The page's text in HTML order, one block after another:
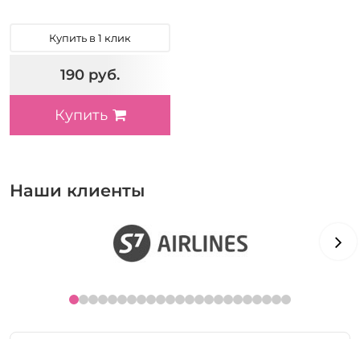
Купить в 1 клик
190 руб.
Купить
Наши клиенты